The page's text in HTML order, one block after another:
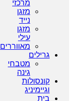
מרכזי
מזגן
נייד
מזגן
עילי
מאווררים
גרילים
מטבחי
גינה
קונסולות
וגיימיניג
בית